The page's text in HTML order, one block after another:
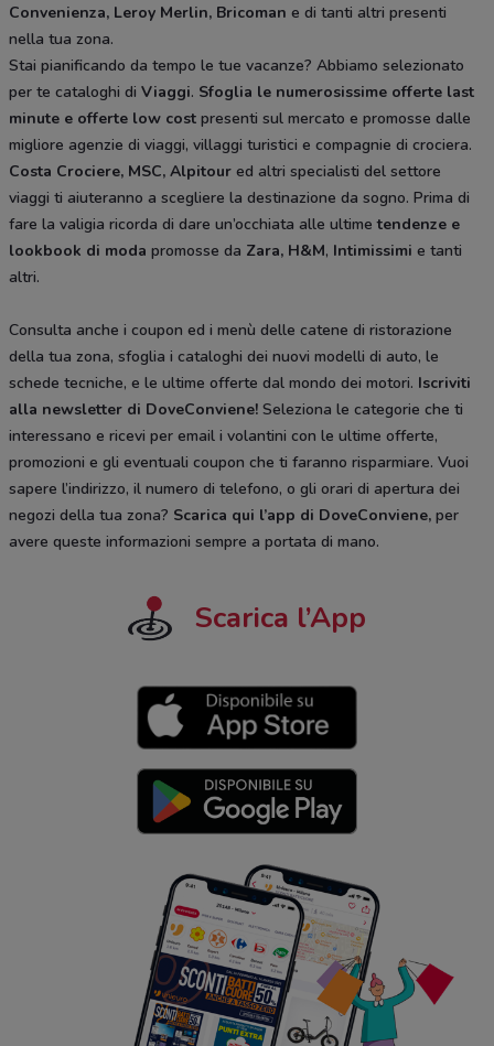
Convenienza, Leroy Merlin, Bricoman e di tanti altri presenti
nella tua zona.
Stai pianificando da tempo le tue vacanze? Abbiamo selezionato
per te cataloghi di Viaggi. Sfoglia le numerosissime offerte last
minute e offerte low cost presenti sul mercato e promosse dalle
migliore agenzie di viaggi, villaggi turistici e compagnie di crociera.
Costa Crociere, MSC, Alpitour ed altri specialisti del settore
viaggi ti aiuteranno a scegliere la destinazione da sogno. Prima di
fare la valigia ricorda di dare un’occhiata alle ultimetendenze e
lookbook di moda promosse da Zara, H&M, Intimissimi e tanti
altri.
Consulta anche i coupon ed i menù delle catene di ristorazione
della tua zona, sfoglia i cataloghi dei nuovi modelli di auto, le
schede tecniche, e le ultime offerte dal mondo dei motori. Iscriviti
alla newsletter di DoveConviene! Seleziona le categorie che ti
interessano e ricevi per email i volantini con le ultime offerte,
promozioni e gli eventuali coupon che ti faranno risparmiare. Vuoi
sapere l’indirizzo, il numero di telefono, o gli orari di apertura dei
negozi della tua zona? Scarica qui l’app di DoveConviene, per
avere queste informazioni sempre a portata di mano.
Scarica l’App